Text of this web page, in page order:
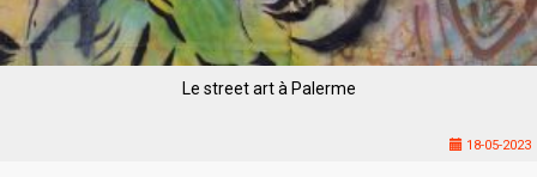
Le street art à Palerme
18-05-2023